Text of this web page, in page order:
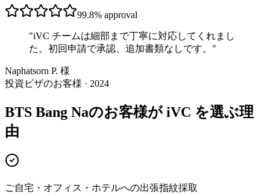
99.8% approval
"iVC チームは細部まで丁寧に対応してくれまし
た。初回申請で承認、追加書類なしです。 "
Naphatsorn P. 様
投資ビザのお客様 · 2024
BTS Bang Naのお客様が iVC を選ぶ理
由
ご自宅・オフィス・ホテルへの出張指紋採取